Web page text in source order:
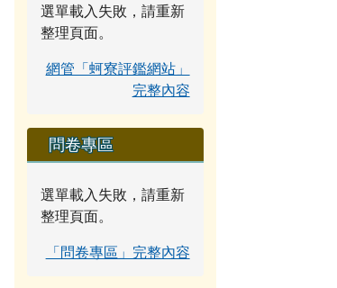
選單載入失敗，請重新
整理頁面。
網管「蚵寮評鑑網站」
完整內容
問卷專區
選單載入失敗，請重新
整理頁面。
「問卷專區」完整內容